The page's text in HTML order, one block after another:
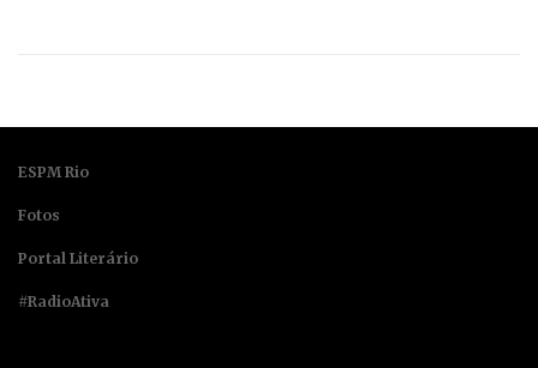
ESPM Rio
Fotos
Portal Literário
#RadioAtiva